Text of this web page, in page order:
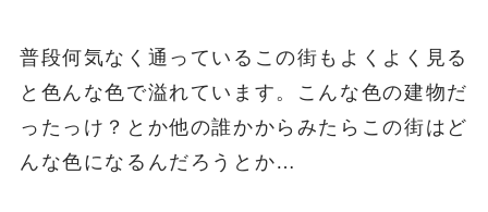
普段何気なく通っているこの街もよくよく見る
と色んな色で溢れています。こんな色の建物だ
ったっけ？とか他の誰かからみたらこの街はど
んな色になるんだろうとか…